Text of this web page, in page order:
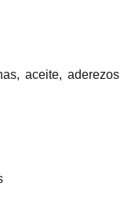
aceite, aderezos